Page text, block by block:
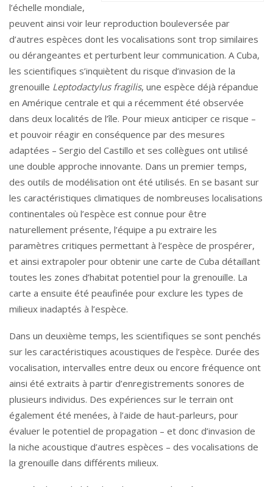
l’échelle mondiale,
peuvent ainsi voir leur reproduction bouleversée par
d’autres espèces dont les vocalisations sont trop similaires
ou dérangeantes et perturbent leur communication. A Cuba,
les scientifiques s’inquiètent du risque d’invasion de la
grenouille Leptodactylus fragilis, une espèce déjà répandue
en Amérique centrale et qui a récemment été observée
dans deux localités de l’île. Pour mieux anticiper ce risque –
et pouvoir réagir en conséquence par des mesures
adaptées – Sergio del Castillo et ses collègues ont utilisé
une double approche innovante. Dans un premier temps,
des outils de modélisation ont été utilisés. En se basant sur
les caractéristiques climatiques de nombreuses localisations
continentales où l’espèce est connue pour être
naturellement présente, l’équipe a pu extraire les
paramètres critiques permettant à l’espèce de prospérer,
et ainsi extrapoler pour obtenir une carte de Cuba détaillant
toutes les zones d’habitat potentiel pour la grenouille. La
carte a ensuite été peaufinée pour exclure les types de
milieux inadaptés à l’espèce.
Dans un deuxième temps, les scientifiques se sont penchés
sur les caractéristiques acoustiques de l’espèce. Durée des
vocalisation, intervalles entre deux ou encore fréquence ont
ainsi été extraits à partir d’enregistrements sonores de
plusieurs individus. Des expériences sur le terrain ont
également été menées, à l’aide de haut-parleurs, pour
évaluer le potentiel de propagation – et donc d’invasion de
la niche acoustique d’autres espèces – des vocalisations de
la grenouille dans différents milieux.